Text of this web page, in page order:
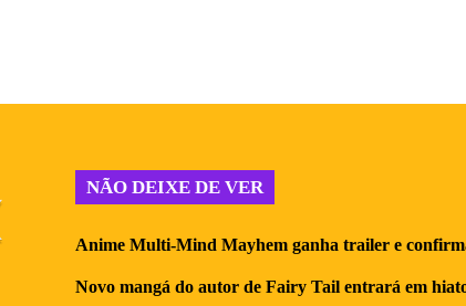
NÃO DEIXE DE VER
Anime Multi-Mind Mayhem ganha trailer e
Novo mangá do autor de Fairy Tail entrará em hiato